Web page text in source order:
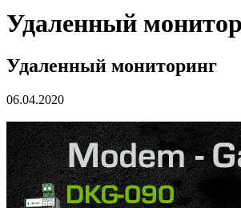
Удаленный
Удаленный мониторинг
06.04.2020